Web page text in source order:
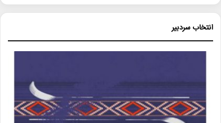
انتخاب سردبیر